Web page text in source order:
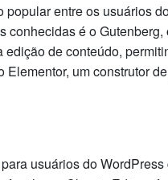
entre os usuários
é o
de conteúdo,
um construtor
usuários do